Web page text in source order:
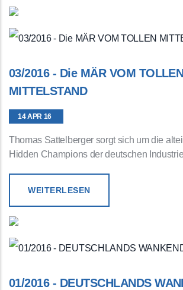
03/2016 - Die MÄR VOM TOLLEN
MITTELSTAND
14 APR 16
Thomas Sattelberger sorgt sich um die
Hidden Champions der deutschen
WEITERLESEN
01/2016 - DEUTSCHLANDS